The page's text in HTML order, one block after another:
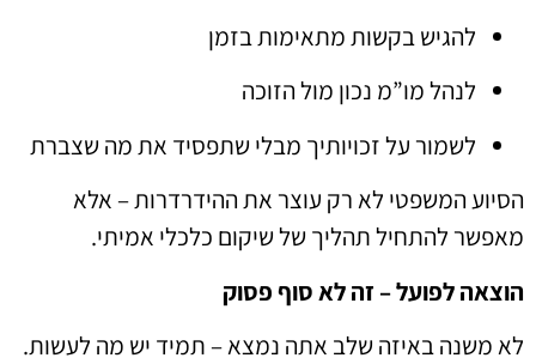
להגיש בקשות מתאימות בזמן
לנהל מו”מ נכון מול הזוכה
לשמור על זכויותיך מבלי שתפסיד את מה שצברת
הסיוע המשפטי לא רק עוצר את ההידרדרות – אלא
מאפשר להתחיל תהליך של שיקום כלכלי אמיתי.
הוצאה לפועל – זה לא סוף פסוק
לא משנה באיזה שלב אתה נמצא – תמיד יש מה לעשות.